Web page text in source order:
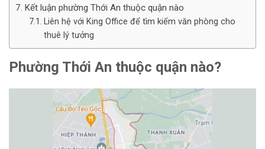
Kết luận phường Thới An thuộc quận nào
Liên hệ với King Office để tìm kiếm văn phòng cho
thuê lý tưởng
Phường Thới An thuộc quận nào?